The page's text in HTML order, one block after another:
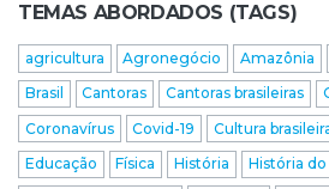
TEMAS ABORDADOS (TAGS)
agricultura Agronegócio Amazônia
Brasil
Cantoras Cantoras brasileiras
Coronavírus
Covid-19 Cultura
Educação
Física História
História do